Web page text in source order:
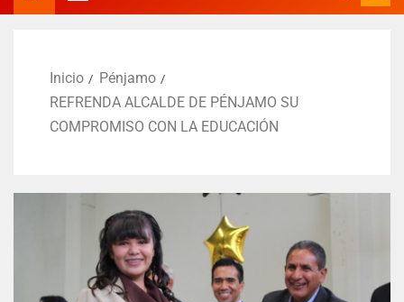
Inicio
Pénjamo
REFRENDA ALCALDE DE PÉNJAMO SU
COMPROMISO CON LA EDUCACIÓN